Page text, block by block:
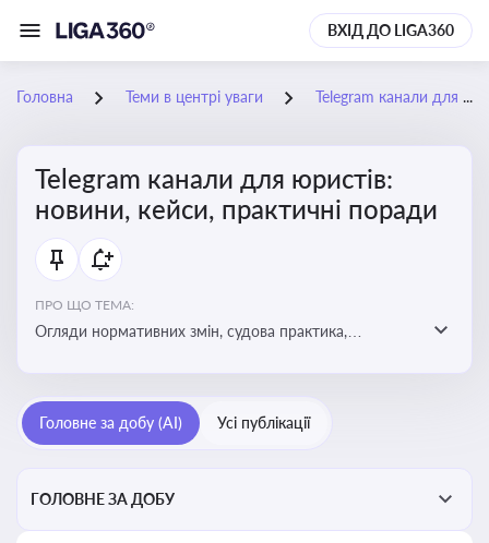
ВХІД ДО LIGA360
Головна Теми в центрі уваги Telegram канали для юристів: новини, кейси, практичні поради
Telegram канали для юристів:
новини, кейси, практичні поради
ПРО ЩО ТЕМА:
Огляди нормативних змін, судова практика,
каналах
Головне за добу (AI) Усі публікації
ГОЛОВНЕ ЗА ДОБУ